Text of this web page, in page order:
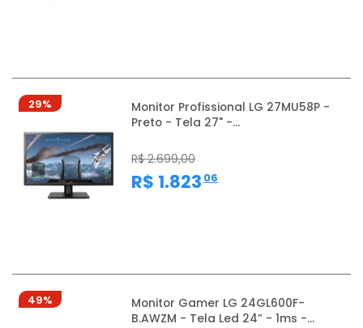
29%
Monitor Profissional LG 27MU58P -
Preto - Tela 27" -...
R$ 2.699,00
R$ 1.823 ,06
49%
Monitor Gamer LG 24GL600F-
B.AWZM - Tela Led 24” - 1ms -...